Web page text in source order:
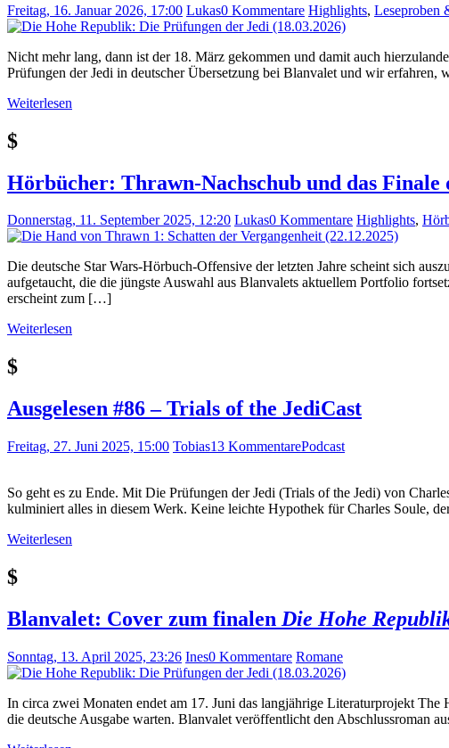
Freitag, 16. Januar 2026, 17:00 Lukas0 Kommentare Highlights, Leseproben
Nicht mehr lang, dann ist der 18. März gekommen und damit auch
Prüfungen der Jedi in deutscher Übersetzung bei Blanvalet und wir
Weiterlesen
$
Hörbücher: Thrawn-Nachschub und das
Donnerstag, 11. September 2025, 12:20 Lukas0 Kommentare Highlights,
Die deutsche Star Wars-Hörbuch-Offensive der letzten Jahre scheint sich
aufgetaucht, die die jüngste Auswahl aus Blanvalets aktuellem Portfolio
erscheint zum […]
Weiterlesen
$
Ausgelesen #86 – Trials of the JediCast
Freitag, 27. Juni 2025, 15:00 Tobias13 KommentarePodcast
So geht es zu Ende. Mit Die Prüfungen der Jedi (Trials of the Jedi) von
kulminiert alles in diesem Werk. Keine leichte Hypothek für Charles Soule,
Weiterlesen
$
Blanvalet: Cover zum finalen Die Hohe
Sonntag, 13. April 2025, 23:26 Ines0 Kommentare Romane
In circa zwei Monaten endet am 17. Juni das langjährige Literaturprojekt
die deutsche Ausgabe warten. Blanvalet veröffentlicht den